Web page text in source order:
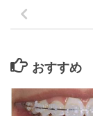
おすすめ